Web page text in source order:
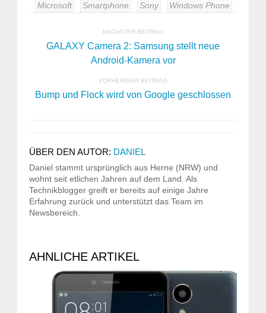
Microsoft Smartphone Sony Windows Phone
NÄCHSTER BEITRAG
GALAXY Camera 2: Samsung stellt neue
Android-Kamera vor
VORHERIGER BEITRAG
Bump und Flock wird von Google geschlossen
ÜBER DEN AUTOR: DANIEL
Daniel stammt ursprünglich aus Herne (NRW) und
wohnt seit etlichen Jahren auf dem Land. Als
Technikblogger greift er bereits auf einige Jahre
Erfahrung zurück und unterstützt das Team im
Newsbereich.
AHNLICHE ARTIKEL